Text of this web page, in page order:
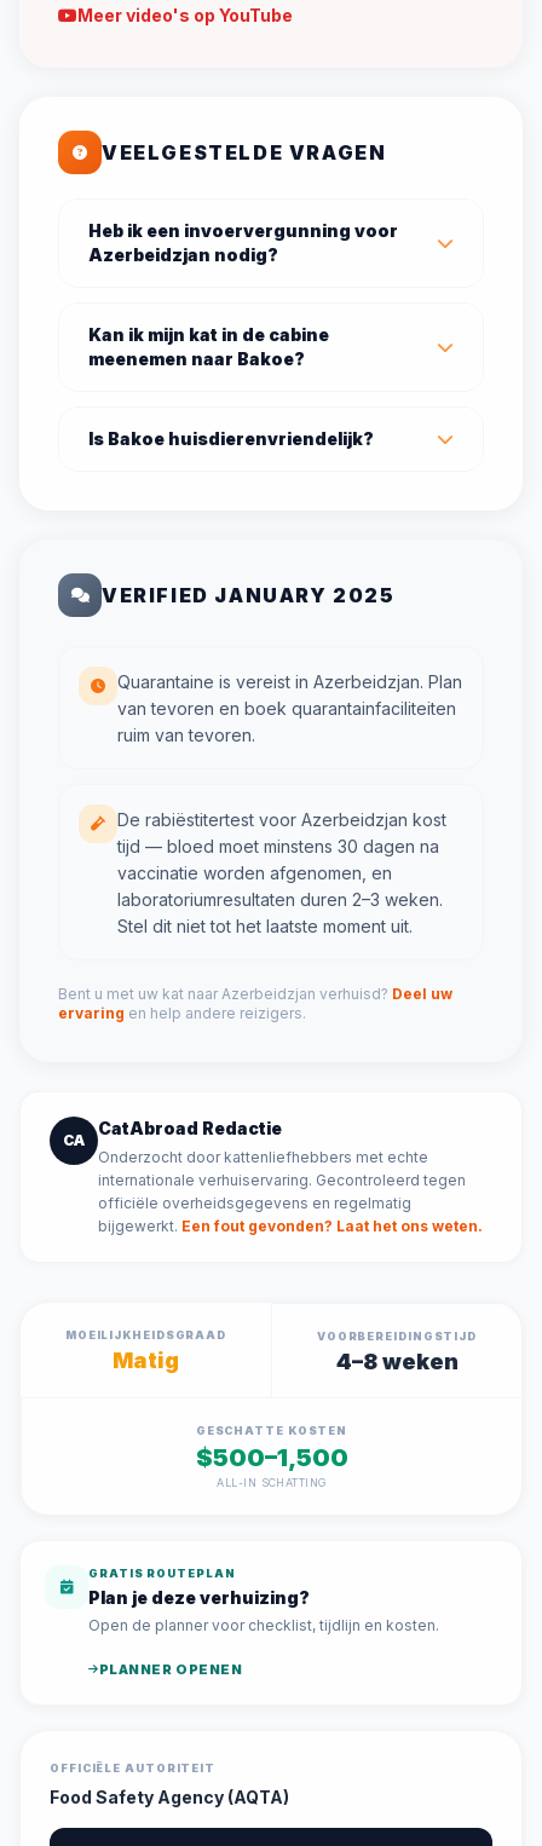
Meer video's op YouTube
VEELGESTELDE VRAGEN
Heb ik een invoervergunning voor
Azerbeidzjan nodig?
Kan ik mijn kat in de cabine
meenemen naar Bakoe?
Is Bakoe huisdierenvriendelijk?
VERIFIED JANUARY 2025
Quarantaine is vereist in Azerbeidzjan. Plan
van tevoren en boek quarantainfaciliteiten
ruim van tevoren.
De rabiëstitertest voor Azerbeidzjan kost
tijd — bloed moet minstens 30 dagen na
vaccinatie worden afgenomen, en
laboratoriumresultaten duren 2–3 weken.
Stel dit niet tot het laatste moment uit.
Bent u met uw kat naar Azerbeidzjan verhuisd? Deel uw
ervaring en help andere reizigers.
CA
CatAbroad Redactie
Onderzocht door kattenliefhebbers met echte
internationale verhuiservaring. Gecontroleerd tegen
officiële overheidsgegevens en regelmatig
bijgewerkt. Een fout gevonden? Laat het ons weten.
MOEILIJKHEIDSGRAAD
Matig
VOORBEREIDINGSTIJD
4–8 weken
GESCHATTE KOSTEN
$500–1,500
ALL-IN SCHATTING
GRATIS ROUTEPLAN
Plan je deze verhuizing?
Open de planner voor checklist, tijdlijn en kosten.
PLANNER OPENEN
OFFICIËLE AUTORITEIT
Food Safety Agency (AQTA)